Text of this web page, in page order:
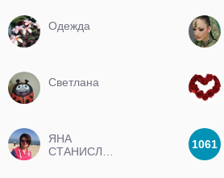
Одежда
Светлана
ЯНА
1061